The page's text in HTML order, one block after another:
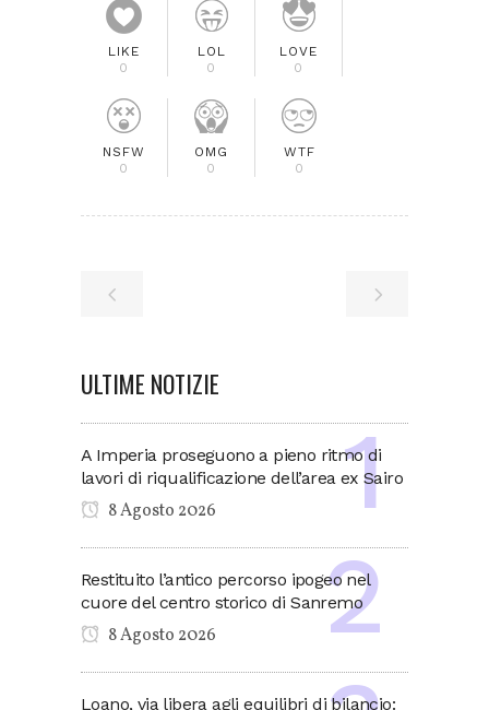
LIKE
0
LOL
0
LOVE
0
NSFW
0
OMG
0
WTF
0
ULTIME NOTIZIE
A Imperia proseguono a pieno ritmo di
lavori di riqualificazione dell’area ex Sairo
8 Agosto 2026
Restituito l’antico percorso ipogeo nel
cuore del centro storico di Sanremo
8 Agosto 2026
Loano, via libera agli equilibri di bilancio: